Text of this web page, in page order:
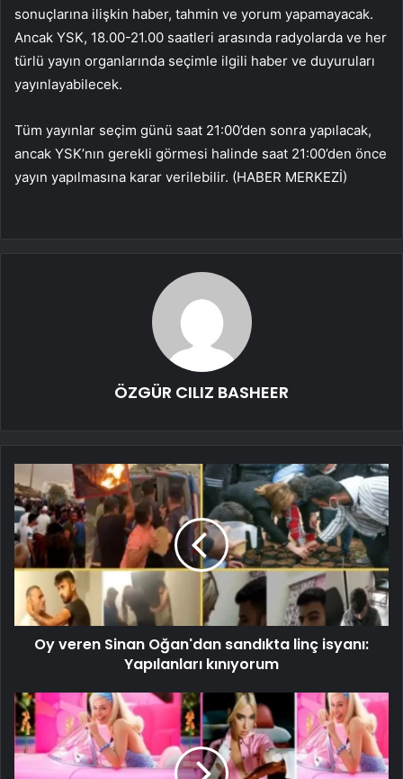
sonuçlarına ilişkin haber, tahmin ve yorum yapamayacak.
Ancak YSK, 18.00-21.00 saatleri arasında radyolarda ve her
türlü yayın organlarında seçimle ilgili haber ve duyuruları
yayınlayabilecek.
Tüm yayınlar seçim günü saat 21:00’den sonra yapılacak,
ancak YSK’nın gerekli görmesi halinde saat 21:00’den önce
yayın yapılmasına karar verilebilir. (HABER MERKEZİ)
ÖZGÜR CILIZ BASHEER
Oy veren Sinan Oğan'dan sandıkta linç isyanı:
Yapılanları kınıyorum